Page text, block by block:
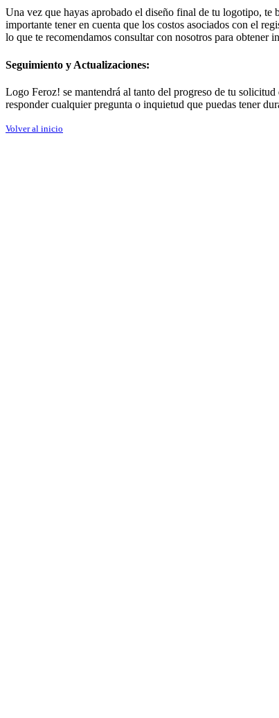
Una vez que hayas aprobado el diseño final de tu logotipo,
importante tener en cuenta que los costos asociados con el
lo que te recomendamos consultar con nosotros para obtener
Seguimiento y Actualizaciones:
Logo Feroz! se mantendrá al tanto del progreso de tu
responder cualquier pregunta o inquietud que puedas tener
Volver al inicio